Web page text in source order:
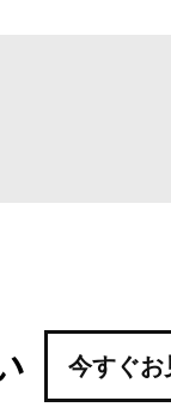
今すぐお